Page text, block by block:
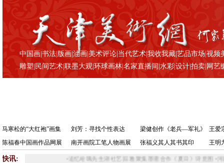
中国画 |书法 版画 |油画 |美术评论 当代艺术 |我收我藏 |艺品市场 |视频
雕塑 民间艺术 |联墨大观 |环球画林 |名家直播间 |水彩 |设计 |拍卖 网艺
马寒松的“大红袍”画集 刘芳：寻找个性表达 梁健创作《老兵—军礼》
王爱
陈福春中国画作品网展
南开画院工笔人物画展 张福义其人其书其印 王明
快讯: 追忆哈珮先生湖社艺踪 雅聚集墨斋合作《夏日》诗意图• 河西区文化